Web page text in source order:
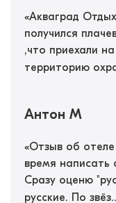
«Акваград
получился
,что приехали
территорию
Антон М
«Отзыв об
время написать
Сразу оценю
русские. По